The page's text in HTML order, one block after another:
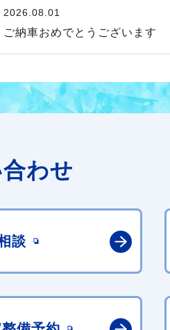
2026.08.01
ご納車おめでとうございます
わせ
談